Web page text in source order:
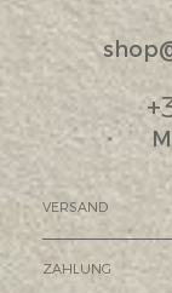
VERSAND
ZAHLUNG